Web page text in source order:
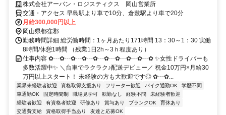
株式会社アーバン・ロジスティクス 岡山営業所
交通・アクセス 早島駅より車で10分、倉敷駅より車で20分
月給300,000円以上
岡山県都窪郡
勤務時間詳細 総労働時間：1ヶ月あたり171時間 13：30～1：30 実働
8時間/休憩1時間 （残業1日2h～3ｈ程度あり）
仕事内容 ✿┄✿┄✿┄✿┄✿┄✿┄✿┄✿┄✿┄✿ ✨女性ドライバーも
多数活躍中✨ ＼台車でラクラク♪配送デビュー／ 祝金10万円×月給30
万円以上スタート！ 未経験の方も大歓迎です◎ ✿┄✿...
業界未経験者歓迎 資格取得支援あり フリーター歓迎 バイク通勤OK
学歴不問
車通勤OK
固定時間制 職場見学可 転勤なし 経験不問
未経験者歓迎
経験者歓迎
有資格者歓迎 研修あり 賞与あり ブランクOK
育休あり
交通費支給
資格取得手当あり 友達と応募OK